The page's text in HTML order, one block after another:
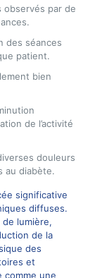
observés par de
des séances
patient.
bien
de l’activité
douleurs
au diabète.
significative
diffuses.
de lumière,
de la
des
et
comme une